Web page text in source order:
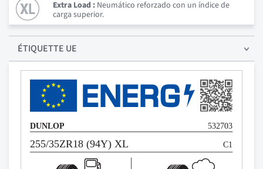
Extra Load : Neumático reforzado con un índice de
carga superior.
ÉTIQUETTE UE